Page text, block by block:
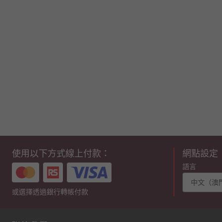
使用以下方式線上付款：
或選擇透過銀行轉帳付款
網點設定
語言
中文（澳